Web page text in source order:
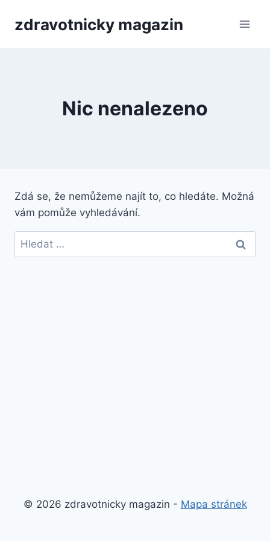
zdravotnicky magazin
Nic nenalezeno
Zdá se, že nemůžeme najít to, co hledáte. Možná
vám pomůže vyhledávání.
Vyhledávání
© 2026 zdravotnicky magazin - Mapa stránek